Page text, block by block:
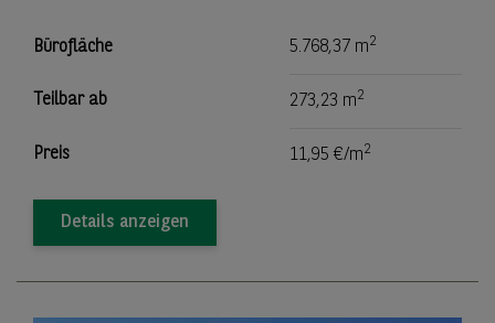
Bürofläche 5.768,37 m2
Teilbar ab 273,23 m2
Preis 11,95 €/m2
Details anzeigen